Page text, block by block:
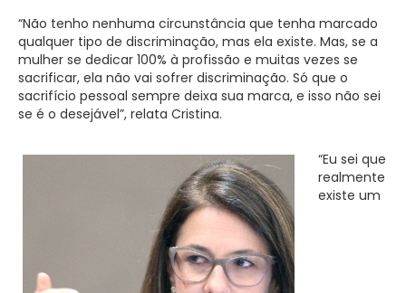
“Não tenho nenhuma circunstância que tenha marcado
qualquer tipo de discriminação, mas ela existe. Mas, se a
mulher se dedicar 100% à profissão e muitas vezes se
sacrificar, ela não vai sofrer discriminação. Só que o
sacrifício pessoal sempre deixa sua marca, e isso não sei
se é o desejável”, relata Cristina.
“Eu sei que
realmente
existe um